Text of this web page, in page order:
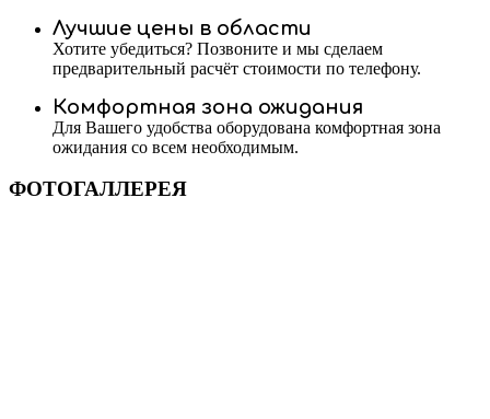
Лучшие цены в области
Хотите убедиться? Позвоните и мы сделаем
предварительный расчёт стоимости по телефону.
Комфортная зона ожидания
Для Вашего удобства оборудована комфортная зона
ожидания со всем необходимым.
ФОТОГАЛЛЕРЕЯ